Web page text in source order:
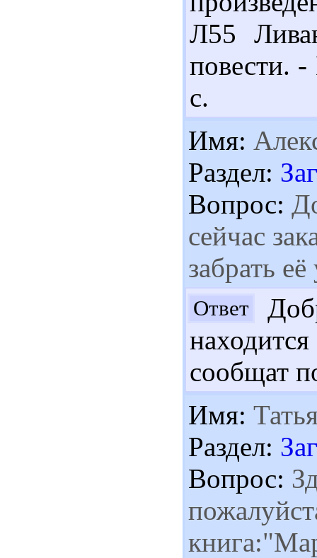
Л55
повести.
с.
Имя:
Раздел:
Вопрос:
сейчас
забрать
Ответ
сообщат
Имя:
Раздел:
Вопрос: